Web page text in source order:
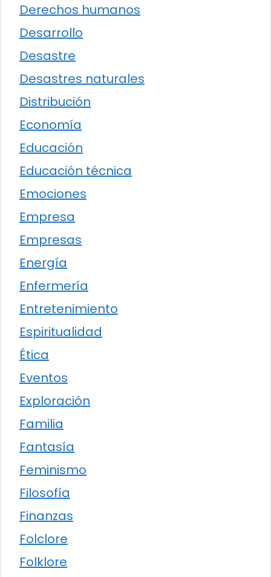
Derechos humanos
Desarrollo
Desastre
Desastres naturales
Distribución
Economía
Educación
Educación técnica
Emociones
Empresa
Empresas
Energía
Enfermería
Entretenimiento
Espiritualidad
Ética
Eventos
Exploración
Familia
Fantasía
Feminismo
Filosofía
Finanzas
Folclore
Folklore